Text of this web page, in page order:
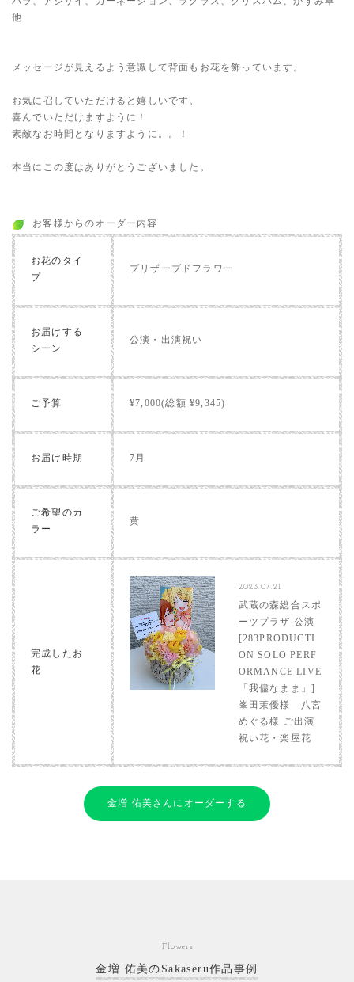
他
メッセージが見えるよう意識して背面もお花を飾っています。
お気に召していただけると嬉しいです。
喜んでいただけますように！
素敵なお時間となりますように。。！
本当にこの度はありがとうございました。
お客様からのオーダー内容
お花のタイ
プ
プリザーブドフラワー
お届けする
シーン
公演・出演祝い
ご予算 ¥7,000(総額 ¥9,345)
お届け時期 7月
ご希望のカ
ラー
黄
完成したお
花
2023.07.21
武蔵の森総合スポ
ーツプラザ 公演
[283PRODUCTI
ON SOLO PERF
ORMANCE LIVE
「我儘なまま」]
峯田茉優様 八宮
めぐる様 ご出演
祝い花・楽屋花
金増 佑美さんにオーダーする
Flowers
金増 佑美のSakaseru作品事例